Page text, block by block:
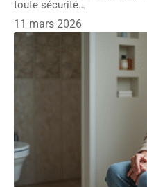
toute sécurité…
11 mars 2026